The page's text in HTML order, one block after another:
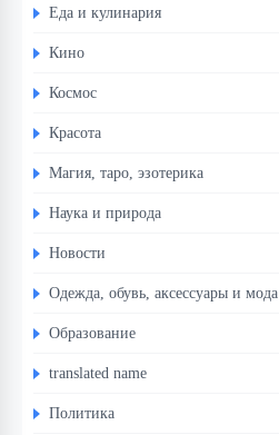
Еда и кулинария
Кино
Космос
Красота
Магия, таро, эзотерика
Наука и природа
Новости
Одежда, обувь, аксессуары и мода
Образование
translated name
Политика